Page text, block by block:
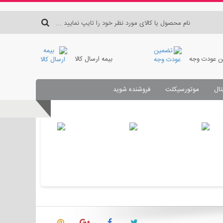
عودت وجه بیمه ارسال کالا
موتورسیکلت
فروشنده شوید